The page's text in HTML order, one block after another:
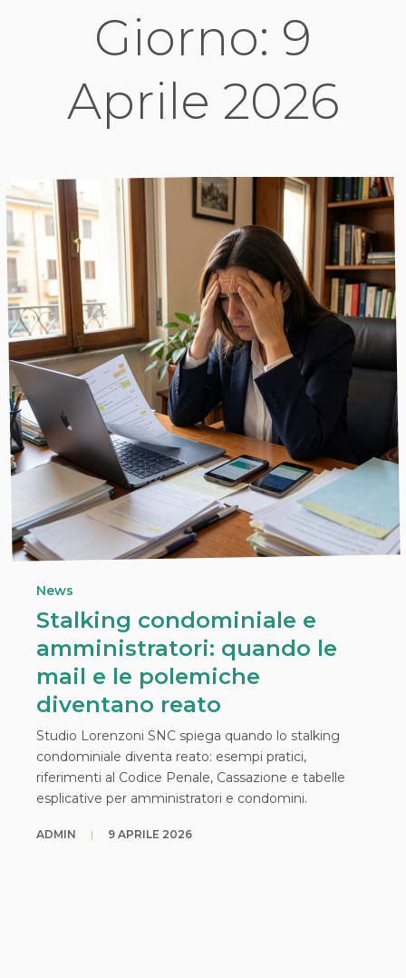
Giorno: 9
Aprile 2026
News
Stalking condominiale e
amministratori: quando le
mail e le polemiche
diventano reato
Studio Lorenzoni SNC spiega quando lo stalking
condominiale diventa reato: esempi pratici,
riferimenti al Codice Penale, Cassazione e tabelle
esplicative per amministratori e condomini.
ADMIN | 9 APRILE 2026